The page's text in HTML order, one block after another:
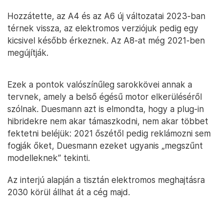
Hozzátette, az A4 és az A6 új változatai 2023-ban
térnek vissza, az elektromos verziójuk pedig egy
kicsivel később érkeznek. Az A8-at még 2021-ben
megújítják.
Ezek a pontok valószínűleg sarokkövei annak a
tervnek, amely a belső égésű motor elkerüléséről
szólnak. Duesmann azt is elmondta, hogy a plug-in
hibridekre nem akar támaszkodni, nem akar többet
fektetni beléjük: 2021 őszétől pedig reklámozni sem
fogják őket, Duesmann ezeket ugyanis „megszűnt
modelleknek” tekinti.
Az interjú alapján a tisztán elektromos meghajtásra
2030 körül állhat át a cég majd.